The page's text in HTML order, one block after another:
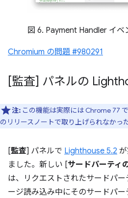
図 6. Payment Handler イベ
Chromium の問題 #980291
[監査] パネルの
注: この機能は実際には Chrome 77
のリリースノートで取り上げられなかっ
[監査] パネルで Lighthouse 5.2
ました。新しい [サードパーティ
は、リクエストされたサードパ
ージ読み込み中にそのサードパ